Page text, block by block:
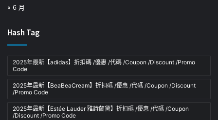
« 6 月
Hash Tag
2025年最新【adidas】折扣碼 /優惠 /代碼 /Coupon /Discount /Promo
Code
2025年最新【BeaBeaCream】折扣碼 /優惠 /代碼 /Coupon /Discount
/Promo Code
2025年最新【Estée Lauder 雅詩蘭黛】折扣碼 /優惠 /代碼 /Coupon
/Discount /Promo Code